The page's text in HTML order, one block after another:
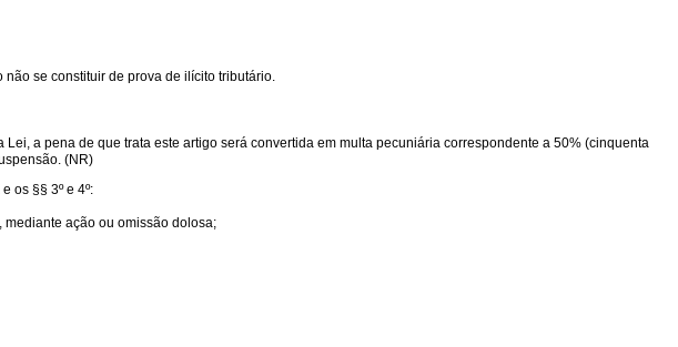
se constituir de prova de ilícito tributário.
a pena de que trata este artigo será convertida em multa pecuniária correspondente a 50% (cinquenta
(NR)
os §§ 3º e 4º:
ação ou omissão dolosa;